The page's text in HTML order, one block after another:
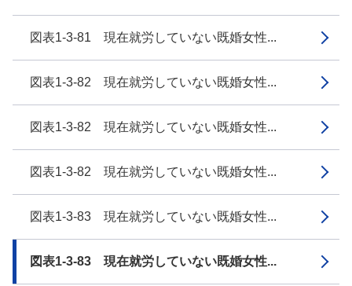
図表1-3-81 現在就労していない既婚女性...
図表1-3-82 現在就労していない既婚女性...
図表1-3-82 現在就労していない既婚女性...
図表1-3-82 現在就労していない既婚女性...
図表1-3-83 現在就労していない既婚女性...
図表1-3-83 現在就労していない既婚女性...